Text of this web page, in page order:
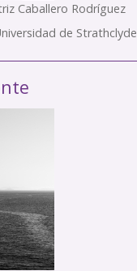
Caballero Rodríguez
de Strathclyde